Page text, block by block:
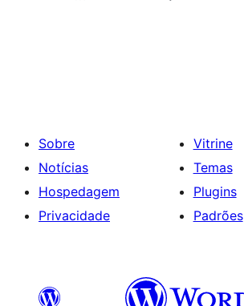
Sobre
Notícias
Hospedagem
Privacidade
Vitrine
Temas
Plugins
Padrões